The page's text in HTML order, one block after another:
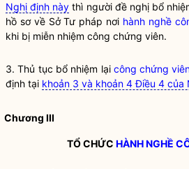
Nghị định này thì người đề nghị bổ
hồ sơ về Sở Tư pháp nơi hành nghề
khi bị miễn nhiệm công chứng viên.
3. Thủ tục bổ nhiệm lại công chứng
định tại khoản 3 và khoản 4 Điều 4 của
Chương III
TỔ CHỨC HÀNH NGHỀ